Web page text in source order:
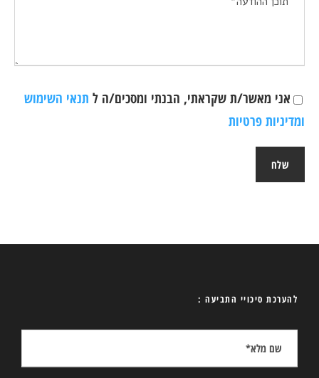
אני מאשר/ת שקראתי, הבנתי ומסכים/ה ל תנאי השימוש
ומדיניות פרטיות
להערכת סיכויי התביעה :